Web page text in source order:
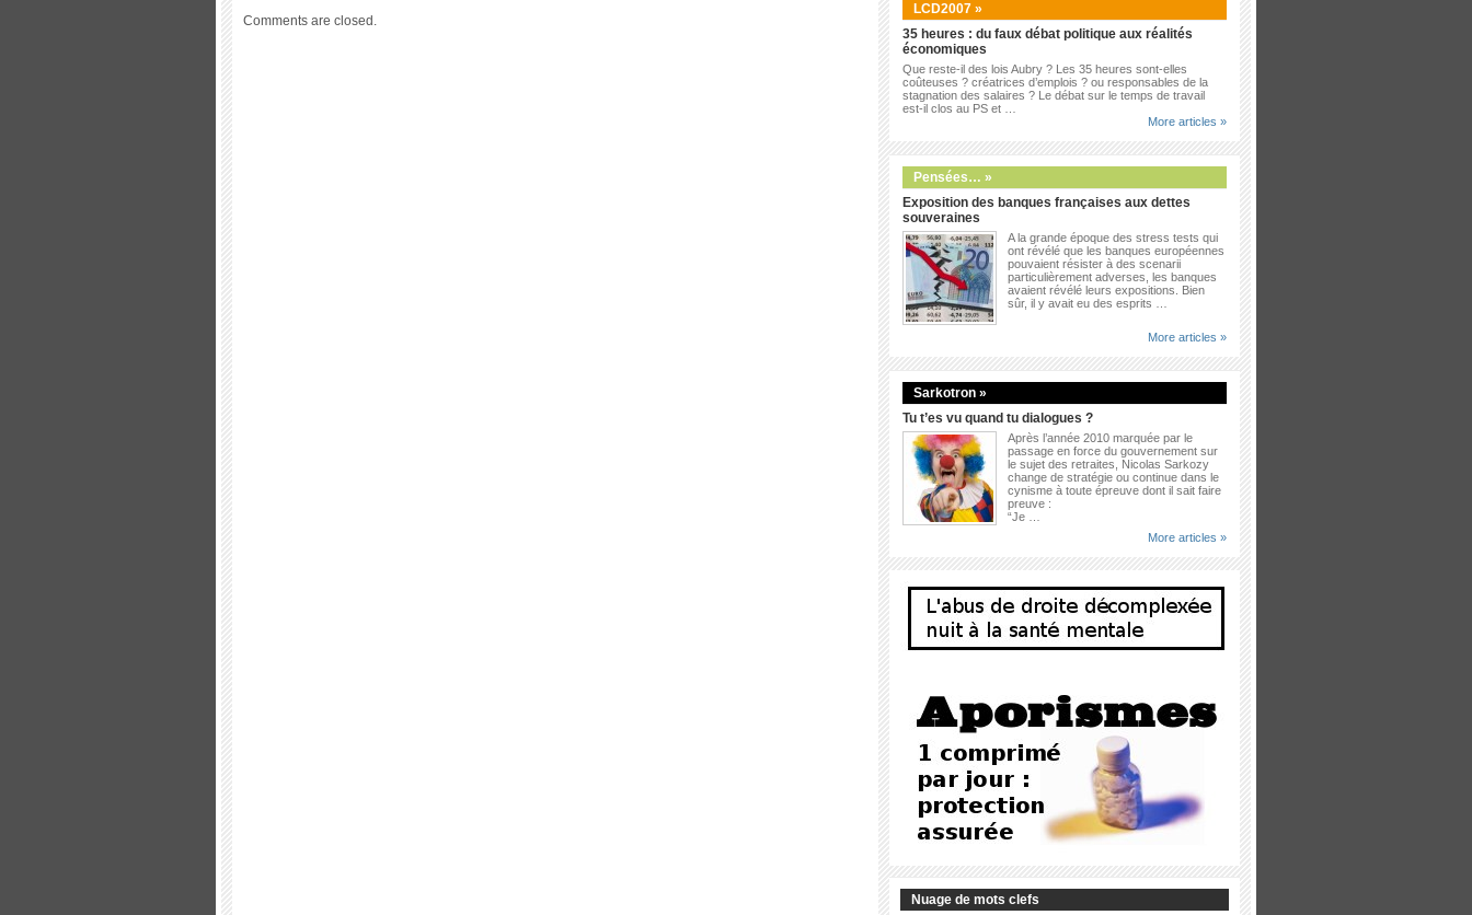
Comments are closed.
LCD2007 »
35 heures : du faux débat politique aux réalités
économiques
Que reste-il des lois Aubry ? Les 35 heures sont-elles
coûteuses ? créatrices d’emplois ? ou responsables de la
stagnation des salaires ? Le débat sur le temps de travail
est-il clos au PS et …
More articles »
Pensées… »
Exposition des banques françaises aux dettes
souveraines
A la grande époque des stress tests qui
ont révélé que les banques européennes
pouvaient résister à des scenarii
particulièrement adverses, les banques
avaient révélé leurs expositions. Bien
sûr, il y avait eu des esprits …
More articles »
Sarkotron »
Tu t’es vu quand tu dialogues ?
Après l’année 2010 marquée par le
passage en force du gouvernement sur
le sujet des retraites, Nicolas Sarkozy
change de stratégie ou continue dans le
cynisme à toute épreuve dont il sait faire
preuve :
“Je …
More articles »
Nuage de mots clefs